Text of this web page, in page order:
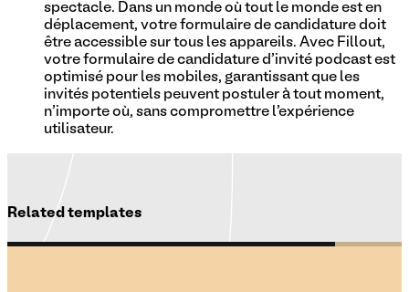
spectacle. Dans un monde où tout le monde est en
déplacement, votre formulaire de candidature doit
être accessible sur tous les appareils. Avec Fillout,
votre formulaire de candidature d'invité podcast est
optimisé pour les mobiles, garantissant que les
invités potentiels peuvent postuler à tout moment,
n'importe où, sans compromettre l'expérience
utilisateur.
Related templates